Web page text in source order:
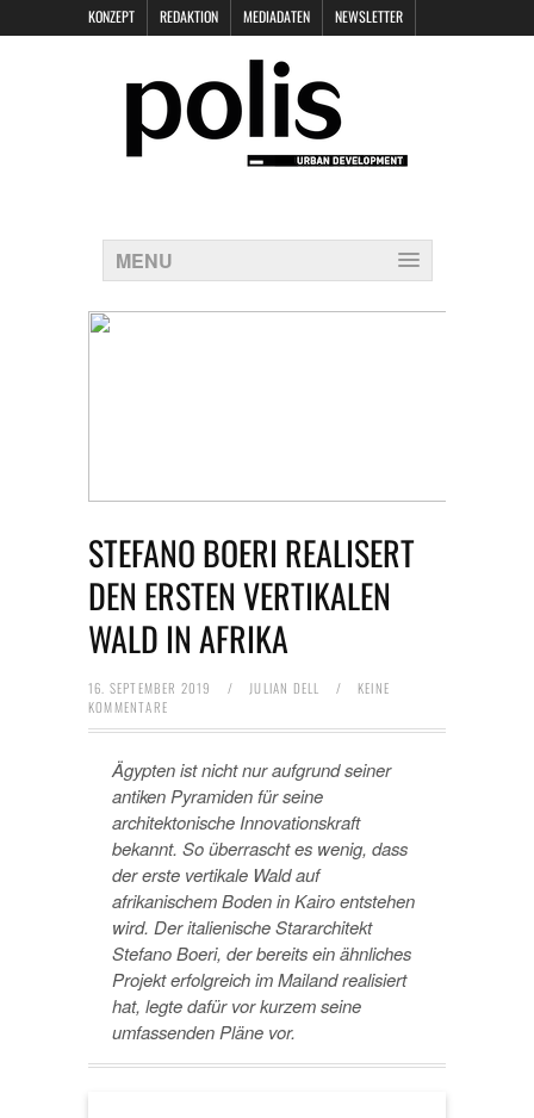
KONZEPT REDAKTION MEDIADATEN NEWSLETTER
DATENSCHUTZ
MENU
STEFANO BOERI REALISERT
DEN ERSTEN VERTIKALEN
WALD IN AFRIKA
16. SEPTEMBER 2019 / JULIAN DELL /
KEINE
KOMMENTARE
Ägypten ist nicht nur aufgrund seiner
antiken Pyramiden für seine
architektonische Innovationskraft
bekannt. So überrascht es wenig, dass
der erste vertikale Wald auf
afrikanischem Boden in Kairo entstehen
wird. Der italienische Stararchitekt
Stefano Boeri, der bereits ein ähnliches
Projekt erfolgreich im Mailand realisiert
hat, legte dafür vor kurzem seine
umfassenden Pläne vor.